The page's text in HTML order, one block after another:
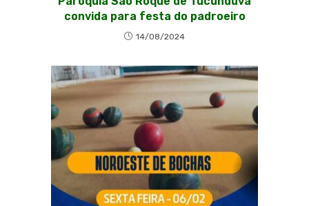
convida para festa do padroeiro
14/08/2024